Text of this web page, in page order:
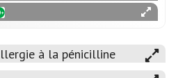
à la pénicilline